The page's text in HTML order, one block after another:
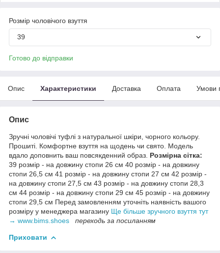
Розмір чоловічого взуття
39
Готово до відправки
Опис Характеристики Доставка Оплата Умови
Опис
Зручні чоловічі туфлі з натуральної шкіри, чорного кольору.
Прошиті. Комфортне взуття на щодень чи свято. Модель
вдало доповнить ваш повсякденний образ. Розмірна сітка:
39 розмір - на довжину стопи 26 см 40 розмір - на довжину
стопи 26,5 см 41 розмір - на довжину стопи 27 см 42 розмір -
на довжину стопи 27,5 см 43 розмір - на довжину стопи 28,3
см 44 розмір - на довжину стопи 29 см 45 розмір - на довжину
стопи 29,5 см Перед замовленням уточніть наявність вашого
розміру у менеджера магазину Ще більше зручного взуття тут
→ www.bims.shoes
переходь за посиланням
Приховати